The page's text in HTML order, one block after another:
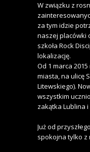
W związku z
za tym idzie
naszej placówki
szkoła Rock
lokalizację.
Od 1 marca
miasta, na ulicę
Litewskiego).
wszystkim
zakątka Lublina i
Już od
spokojna tylko z